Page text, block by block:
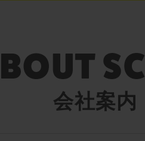
会社案内